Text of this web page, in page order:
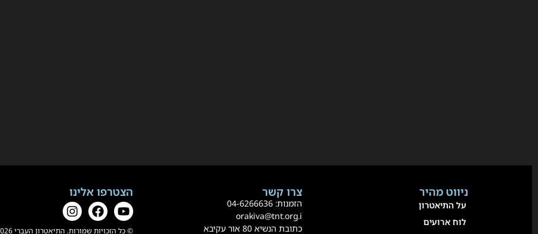
ניווט מהיר
על התיאטרון
לוח ארועים
צרו קשר
הזמנות: 04-6266636
orakiva@tnt.org.i
כתובת הנשיא 80 אור עקיבא
הצטרפו אלינו
© כל הזכויות שמורות. התיאטרון העברי 2026.